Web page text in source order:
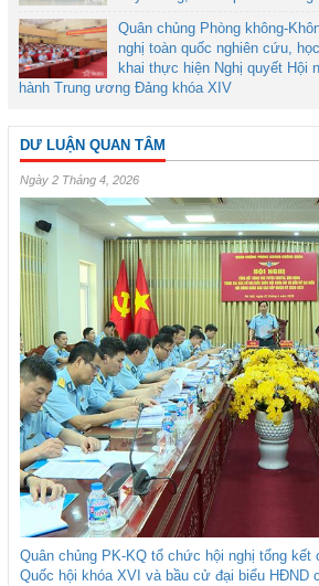
Quân chủng Phòng không-
nghị toàn quốc nghiên cứu,
khai thực hiện Nghị quyết Hội
hành Trung ương Đảng khóa XIV
DƯ LUẬN QUAN TÂM
Ngày 2 Tháng 4, 2026
Quân chủng PK-KQ tổ chức hội nghị tổng kết
Quốc hội khóa XVI và bầu cử đại biểu HĐND